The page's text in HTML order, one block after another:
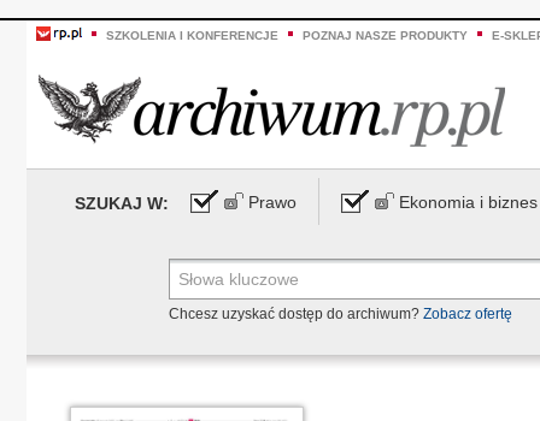
SZKOLENIA I KONFERENCJE POZNAJ NASZE PRODUKTY E-
SZUKAJ W: Prawo Ekonomia i biznes
Chcesz uzyskać dostęp do archiwum? Zobacz ofertę